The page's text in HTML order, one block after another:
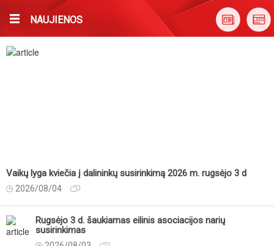
NAUJIENOS
Vaikų lyga kviečia į dalininkų susirinkimą 2026 m. rugsėjo 3 d
2026/08/04
Rugsėjo 3 d. šaukiamas eilinis asociacijos narių
susirinkimas